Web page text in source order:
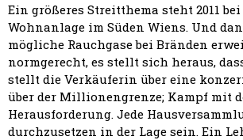
Ein größeres Streitthema steht 2011
Wohnanlage im Süden Wiens. Und
mögliche Rauchgase bei Bränden
normgerecht, es stellt sich heraus,
stellt die Verkäuferin über eine
über der Millionengrenze; Kampf mit
Herausforderung. Jede
durchzusetzen in der Lage sein. Ein